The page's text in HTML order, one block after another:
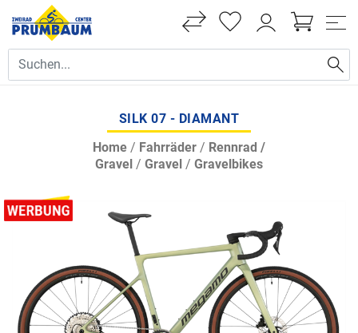
SILK 07 - DIAMANT
Home / Fahrräder / Rennrad /
Gravel / Gravel / Gravelbikes